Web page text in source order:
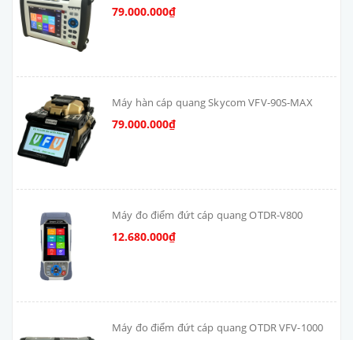
79.000.000₫
Máy hàn cáp quang Skycom VFV-90S-MAX
79.000.000₫
Máy đo điểm đứt cáp quang OTDR-V800
12.680.000₫
Máy đo điểm đứt cáp quang OTDR VFV-1000